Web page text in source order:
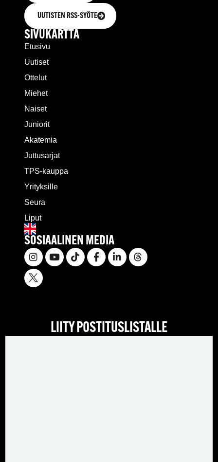
UUTISTEN RSS-SYÖTE
SIVUKARTTA
Etusivu
Uutiset
Ottelut
Miehet
Naiset
Juniorit
Akatemia
Juttusarjat
TPS-kauppa
Yrityksille
Seura
Liput
SOSIAALINEN MEDIA
LIITY POSTITUSLISTALLE